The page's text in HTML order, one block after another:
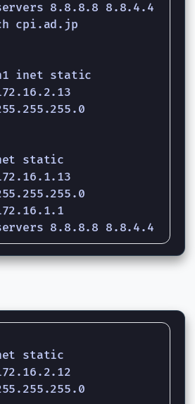
8.8.8.8 8.8.4.4
cpi.ad.jp
inet static
static
static